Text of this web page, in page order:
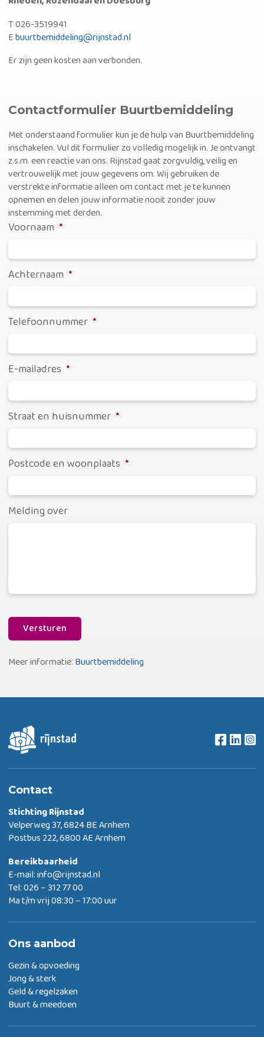
T 026-3519941
Ebuurtbemiddeling@rijnstad.nl
Er zijn geen kosten aan verbonden.
Contactformulier Buurtbemiddeling
Met onderstaand formulier kun je de hulp van Buurtbemiddeling
inschakelen. Vul dit formulier zo volledig mogelijk in. Je ontvangt
z.s.m. een reactie van ons. Rijnstad gaat zorgvuldig, veilig en
vertrouwelijk met jouw gegevens om. Wij gebruiken de
verstrekte informatie alleen om contact met je te kunnen
opnemen en delen jouw informatie nooit zonder jouw
instemming met derden.
Voornaam *
Achternaam *
Telefoonnummer *
E-mailadres *
Straat en huisnummer *
Postcode en woonplaats *
Melding over
Versturen
Meer informatie: Buurtbemiddeling
Contact
Stichting Rijnstad
Velperweg 37, 6824 BE Arnhem
Postbus 222, 6800 AE Arnhem
Bereikbaarheid
E-mail:info@rijnstad.nl
Tel: 026 – 312 77 00
Ma t/m vrij 08:30 – 17:00 uur
Ons aanbod
Gezin & opvoeding
Jong & sterk
Geld & regelzaken
Buurt & meedoen